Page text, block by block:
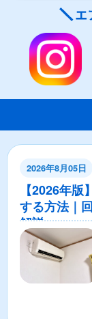
2026年8月05日
【2026年
する方法｜
解説